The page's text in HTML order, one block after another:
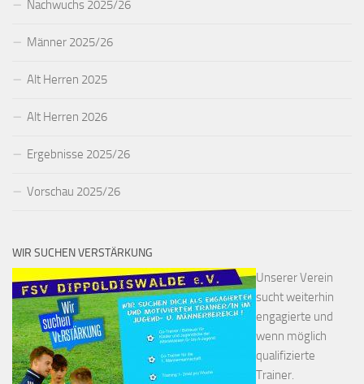
Nachwuchs 2025/26
Männer 2025/26
Alt Herren 2025
Alt Herren 2026
Ergebnisse 2025/26
Vorschau 2025/26
WIR SUCHEN VERSTÄRKUNG
Unserer Verein
sucht weiterhin
engagierte und
wenn möglich
qualifizierte
Trainer.